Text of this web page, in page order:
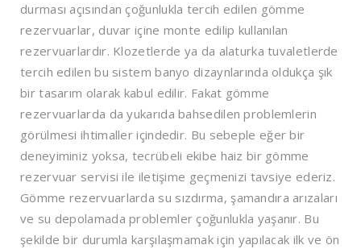
durması açısından çoğunlukla tercih edilen gömme
rezervuarlar, duvar içine monte edilip kullanılan
rezervuarlardır. Klozetlerde ya da alaturka tuvaletlerde
tercih edilen bu sistem banyo dizaynlarında oldukça şık
bir tasarım olarak kabul edilir. Fakat gömme
rezervuarlarda da yukarıda bahsedilen problemlerin
görülmesi ihtimaller içindedir. Bu sebeple eğer bir
deneyiminiz yoksa, tecrübeli ekibe haiz bir gömme
rezervuar servisi ile iletişime geçmenizi tavsiye ederiz.
Gömme rezervuarlarda su sızdırma, şamandıra arızaları
ve su depolamada problemler çoğunlukla yaşanır. Bu
şekilde bir durumla karşılaşmamak için yapılacak ilk ve ön